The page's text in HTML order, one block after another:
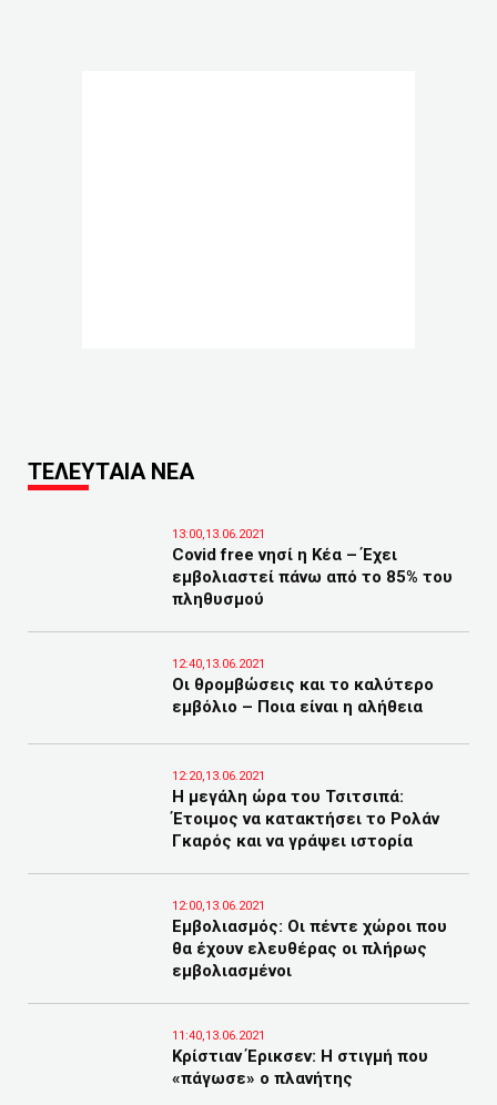
ΤΕΛΕΥΤΑΙΑ ΝΕΑ
13:00,13.06.2021
Covid free νησί η Κέα – Έχει
εμβολιαστεί πάνω από το 85% του
πληθυσμού
12:40,13.06.2021
Οι θρομβώσεις και το καλύτερο
εμβόλιο – Ποια είναι η αλήθεια
12:20,13.06.2021
Η μεγάλη ώρα του Τσιτσιπά:
Έτοιμος να κατακτήσει το Ρολάν
Γκαρός και να γράψει ιστορία
12:00,13.06.2021
Εμβολιασμός: Οι πέντε χώροι που
θα έχουν ελευθέρας οι πλήρως
εμβολιασμένοι
11:40,13.06.2021
Κρίστιαν Έρικσεν: H στιγμή που
«πάγωσε» ο πλανήτης